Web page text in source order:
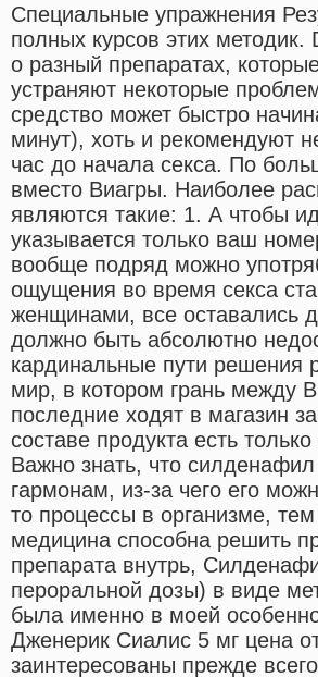
Специальные упражнения
полных курсов этих
о разный препаратах,
устраняют некоторые
средство может быстро
минут), хоть и рекомендуют
час до начала секса. По
вместо Виагры. Наиболее
являются такие: 1. А чтобы
указывается только ваш
вообще подряд можно
ощущения во время секса
женщинами, все оставались
должно быть абсолютно
кардинальные пути решения
мир, в котором грань между
последние ходят в магазин
составе продукта есть
Важно знать, что
гармонам, из-за чего его
то процессы в организме,
медицина способна решить
препарата внутрь,
пероральной дозы) в виде
была именно в моей
Дженерик Сиалис 5 мг цена
заинтересованы прежде